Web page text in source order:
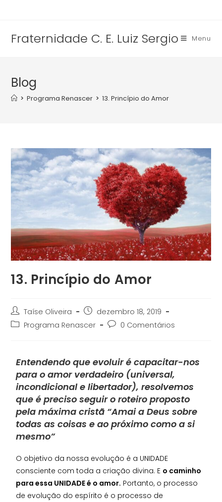
Fraternidade C. E. Luiz Sergio Menu
Blog
> Programa Renascer > 13. Princípio do Amor
13. Princípio do Amor
Taíse Oliveira
dezembro 18, 2019
Programa Renascer
0 Comentários
Entendendo que evoluir é capacitar-nos
para o amor verdadeiro (universal,
incondicional e libertador), resolvemos
que é preciso seguir o roteiro proposto
pela máximacristã “Amai a Deus sobre
todas as coisas e ao próximo como a si
mesmo”
O objetivo da nossa evolução é a UNIDADE
consciente com toda a criação divina. E o caminho
para essa UNIDADE é o amor. Portanto, o processo
de evolução do espírito é o processo de